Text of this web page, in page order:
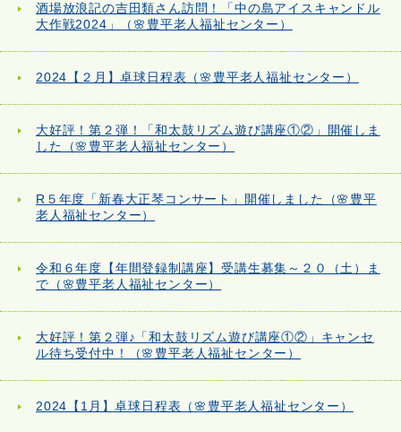
酒場放浪記の吉田類さん訪問！「中の島アイスキャンドル
大作戦2024」（🌸豊平老人福祉センター）
2024【２月】卓球日程表（🌸豊平老人福祉センター）
大好評！第２弾！「和太鼓リズム遊び講座①②」開催しま
した（🌸豊平老人福祉センター）
R５年度「新春大正琴コンサート」開催しました（🌸豊平
老人福祉センター）
令和６年度【年間登録制講座】受講生募集～２０（土）ま
で（🌸豊平老人福祉センター）
大好評！第２弾♪「和太鼓リズム遊び講座①②」キャンセ
ル待ち受付中！（🌸豊平老人福祉センター）
2024【1月】卓球日程表（🌸豊平老人福祉センター）